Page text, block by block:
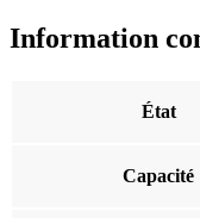
Information
État
Capacité